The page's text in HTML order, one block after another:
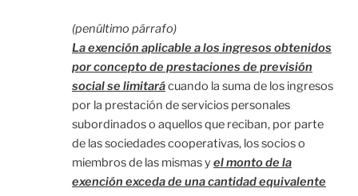
(penúltimo párrafo)
La exención aplicable a los ingresos obtenidos
por concepto de prestaciones de previsión
social se limitarácuando la suma de los ingresos
por la prestación de servicios personales
subordinados o aquellos que reciban, por parte
de las sociedades cooperativas, los socios o
miembros de las mismas yel monto de la
exención exceda de una cantidad equivalente